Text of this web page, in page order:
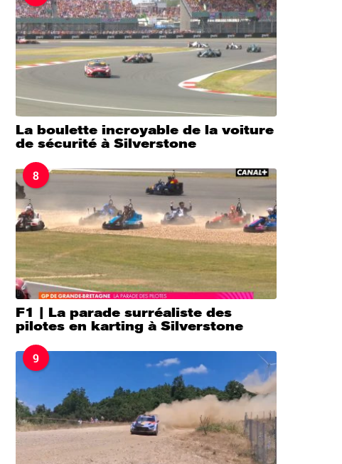
La boulette incroyable de la voiture
de sécurité à Silverstone
8
F1 | La parade surréaliste des
pilotes en karting à Silverstone
9